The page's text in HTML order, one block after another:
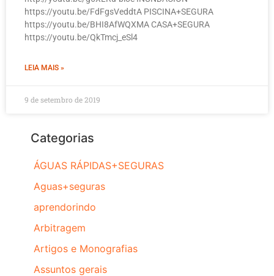
https://youtu.be/FdFgsVeddtA PISCINA+SEGURA
https://youtu.be/BHI8AfWQXMA CASA+SEGURA
https://youtu.be/QkTmcj_eSl4
LEIA MAIS »
9 de setembro de 2019
Categorias
ÁGUAS RÁPIDAS+SEGURAS
Aguas+seguras
aprendorindo
Arbitragem
Artigos e Monografias
Assuntos gerais